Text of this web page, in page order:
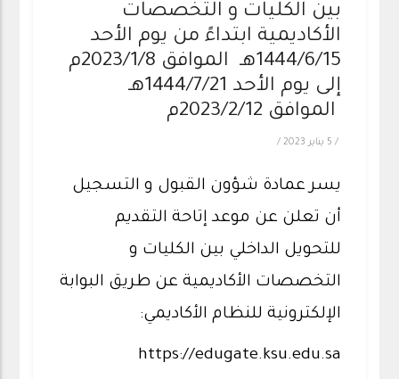
بين الكليات و التخصصات
الأكاديمية ابتداءً من يوم الأحد
1444/6/15هـ الموافق 2023/1/8م
إلى يوم الأحد 1444/7/21هـ
الموافق 2023/2/12م
/ 5 يناير 2023 /
يسر عمادة شؤون القبول و التسجيل
أن تعلن عن موعد إتاحة التقديم
للتحويل الداخلي بين الكليات و
التخصصات الأكاديمية عن طريق البوابة
الإلكترونية للنظام الأكاديمي:
https://edugate.ksu.edu.sa